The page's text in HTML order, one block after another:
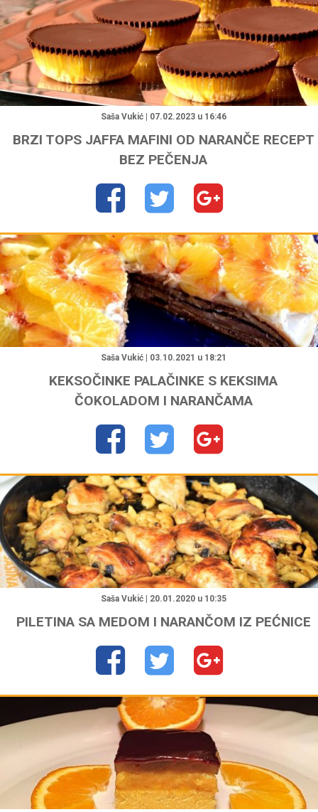
Saša Vukić | 07.02.2023 u 16:46
BRZI TOPS JAFFA MAFINI OD NARANČE RECEPT
BEZ PEČENJA
"
Saša Vukić | 03.10.2021 u 18:21
KEKSOČINKE PALAČINKE S KEKSIMA
ČOKOLADOM I NARANČAMA
"
Saša Vukić | 20.01.2020 u 10:35
PILETINA SA MEDOM I NARANČOM IZ PEĆNICE
"